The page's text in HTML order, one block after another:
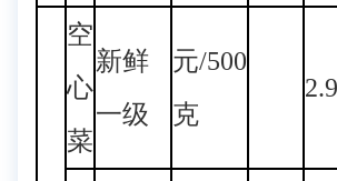
空
心
菜
新鲜
一级
元/500
克